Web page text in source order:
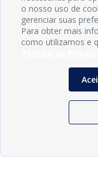
© Prefeitura Municipal
o nosso uso de
gerenciar suas
Para obter mais
como utilizamos e